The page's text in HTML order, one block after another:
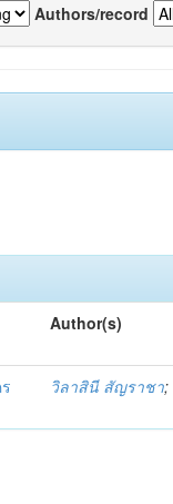
Authors/record
Author(s)
วิลาสินี สัญราชา;